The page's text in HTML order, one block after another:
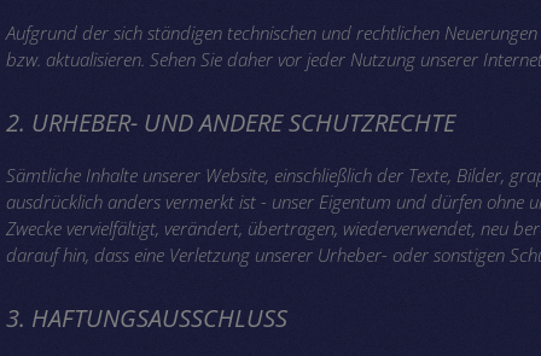
Aufgrund der sich ständigen technischen und rechtlichen
bzw. aktualisieren. Sehen Sie daher vor jeder Nutzung unserer
2. URHEBER- UND ANDERE SCHUTZRECHTE
Sämtliche Inhalte unserer Website, einschließlich der Texte, Bilder,
ausdrücklich anders vermerkt ist - unser Eigentum und dürfen ohne
Zwecke vervielfältigt, verändert, übertragen, wiederverwendet, neu
darauf hin, dass eine Verletzung unserer Urheber- oder sonstigen
3. HAFTUNGSAUSSCHLUSS